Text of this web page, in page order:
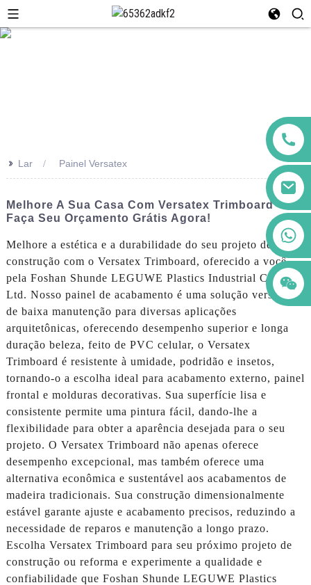
>> Lar Painel Versatex
Melhore A Sua Casa Com Versatex Trimboard -
Faça Seu Orçamento Grátis Agora!
Melhore a estética e a durabilidade do seu projeto de
construção com o Versatex Trimboard, oferecido a você
pela Foshan Shunde LEGUWE Plastics Industrial Co.,
Ltd. Nosso painel de acabamento é uma solução versátil e
de baixa manutenção para diversas aplicações
arquitetônicas, oferecendo desempenho superior e longa
duração beleza, feito de PVC celular, o Versatex
Trimboard é resistente à umidade, podridão e insetos,
tornando-o a escolha ideal para acabamento externo, painel
frontal e molduras decorativas. Sua superfície lisa e
consistente permite uma pintura fácil, dando-lhe a
flexibilidade para obter a aparência desejada para o seu
projeto. O Versatex Trimboard não apenas oferece
desempenho excepcional, mas também oferece uma
alternativa econômica e sustentável aos acabamentos de
madeira tradicionais. Sua construção dimensionalmente
estável garante ajuste e acabamento precisos, reduzindo a
necessidade de reparos e manutenção a longo prazo.
Escolha Versatex Trimboard para seu próximo projeto de
construção ou reforma e experimente a qualidade e
confiabilidade que Foshan Shunde LEGUWE Plastics